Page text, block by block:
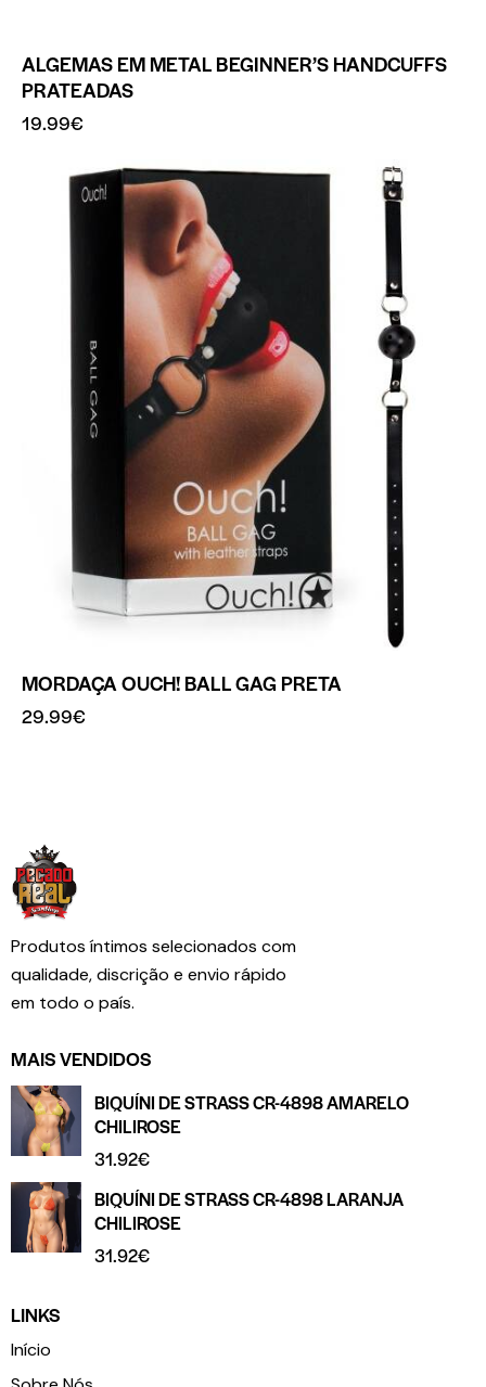
ALGEMAS EM METAL BEGINNER’S HANDCUFFS
PRATEADAS
19.99€
MORDAÇA OUCH! BALL GAG PRETA
29.99€
Produtos íntimos selecionados com
qualidade, discrição e envio rápido
em todo o país.
MAIS VENDIDOS
BIQUÍNI DE STRASS CR-4898 AMARELO
CHILIROSE
31.92€
BIQUÍNI DE STRASS CR-4898 LARANJA
CHILIROSE
31.92€
LINKS
Início